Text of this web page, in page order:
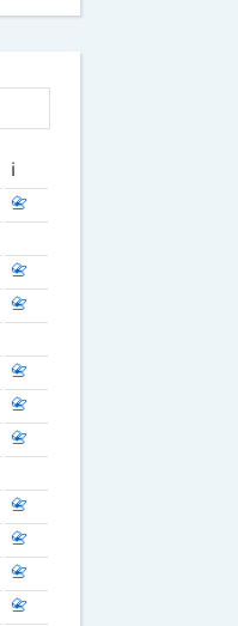
ℹ
📇
📇
📇
📇
📇
📇
📇
📇
📇
📇